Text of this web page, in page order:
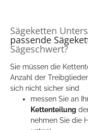
Sägeketten
passende
Sägeschwert?
Sie müssen die
Anzahl der
sich nicht sicher sind
messen Sie an
Kettenteilung
nehmen Sie die